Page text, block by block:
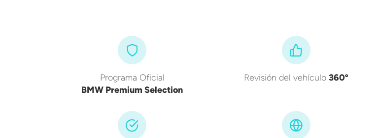
Programa Oficial
BMW Premium Selection
Revisión del vehículo360º